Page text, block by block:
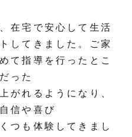
在宅で安心して生活
してきました。ご家
て指導を行ったとこ
った
がれるようになり、
信や喜び
つも体験してきまし